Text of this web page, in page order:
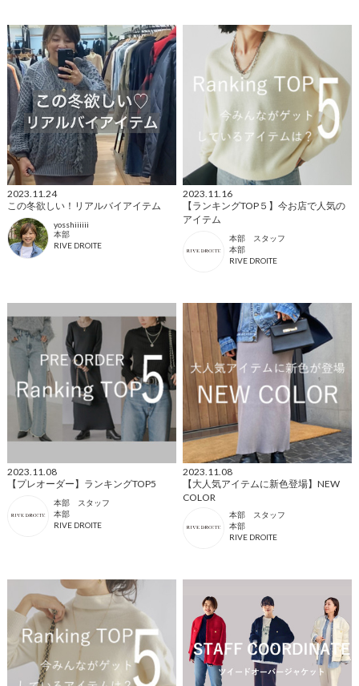
2023.11.24
この冬欲しい！リアルバイアイテム
yosshiiiiii
本部
RIVE DROITE
2023.11.16
【ランキングTOP５】今お店で人気の
アイテム
本部 スタッフ
本部
RIVE DROITE
2023.11.08
【プレオーダー】ランキングTOP5
本部 スタッフ
本部
RIVE DROITE
2023.11.08
【大人気アイテムに新色登場】NEW
COLOR
本部 スタッフ
本部
RIVE DROITE